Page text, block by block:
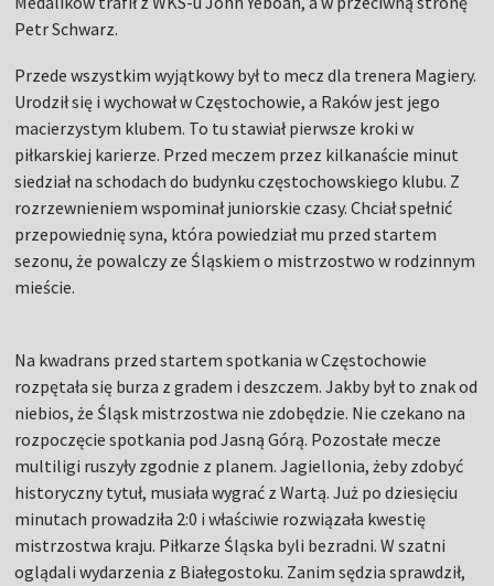
Petr Schwarz.
Przede wszystkim wyjątkowy był to mecz dla trenera Magiery.
Urodził się i wychował w Częstochowie, a Raków jest jego
macierzystym klubem. To tu stawiał pierwsze kroki w
piłkarskiej karierze. Przed meczem przez kilkanaście minut
siedział na schodach do budynku częstochowskiego klubu. Z
rozrzewnieniem wspominał juniorskie czasy. Chciał spełnić
przepowiednię syna, która powiedział mu przed startem
sezonu, że powalczy ze Śląskiem o mistrzostwo w rodzinnym
mieście.
Na kwadrans przed startem spotkania w Częstochowie
rozpętała się burza z gradem i deszczem. Jakby był to znak od
niebios, że Śląsk mistrzostwa nie zdobędzie. Nie czekano na
rozpoczęcie spotkania pod Jasną Górą. Pozostałe mecze
multiligi ruszyły zgodnie z planem. Jagiellonia, żeby zdobyć
historyczny tytuł, musiała wygrać z Wartą. Już po dziesięciu
minutach prowadziła 2:0 i właściwie rozwiązała kwestię
mistrzostwa kraju. Piłkarze Śląska byli bezradni. W szatni
oglądali wydarzenia z Białegostoku. Zanim sędzia sprawdził,